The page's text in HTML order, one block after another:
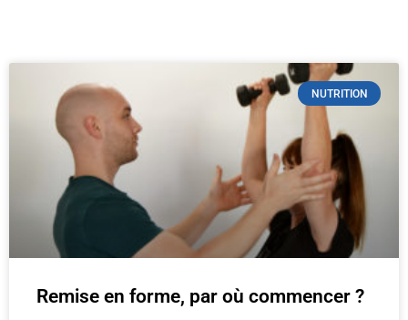
NUTRITION
Remise en forme, par où commencer ?